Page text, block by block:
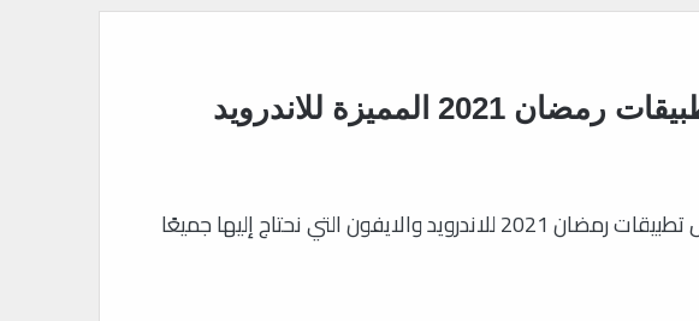
قائمة من أفضل تطبيقات رمضان 2021 المميزة للاندرويد
قمنا بتجميع قائمة من أفضل تطبيقات رمضان 2021 للاندرويد والايفون التي نحتاج إليها جميعًا